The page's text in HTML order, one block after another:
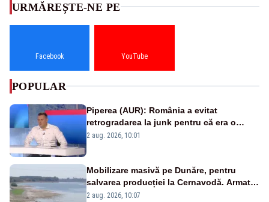
URMĂREȘTE-NE PE
Facebook YouTube
POPULAR
Piperea (AUR): România a evitat
retrogradarea la junk pentru că era o
catastrofă pentru bănci și fondurile de
2 aug. 2026, 10:01
Mobilizare masivă pe Dunăre, pentru
salvarea producției la Cernavodă. Armata
va detona o stâncă și va devia apa
2 aug. 2026, 10:07